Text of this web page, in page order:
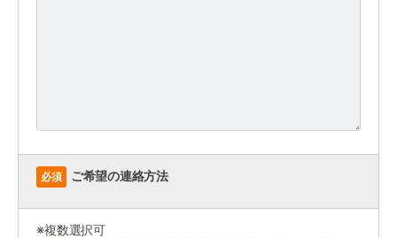
必須 ご希望の連絡方法
※複数選択可